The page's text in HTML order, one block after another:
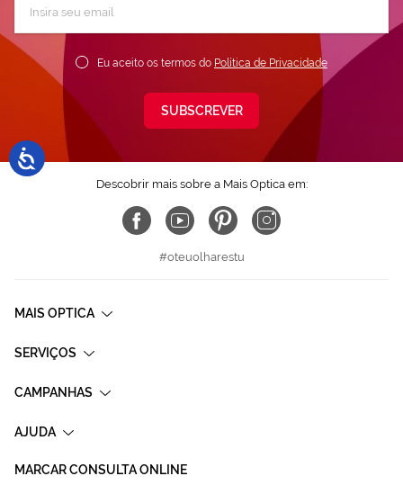
Newsletter:
Eu aceito os termos do Política de Privacidade
SUBSCREVER
Descobrir mais sobre a Mais Optica em:
#oteuolharestu
MAIS OPTICA
SERVIÇOS
CAMPANHAS
AJUDA
MARCAR CONSULTA ONLINE